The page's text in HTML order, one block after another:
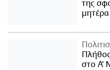
της
μητέρα
στο Α'